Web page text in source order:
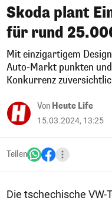
Skoda plant
für rund
Mit einzigartigem
Auto-Markt punkten
Konkurrenz
Von Heute Life
15.03.2024, 13:25
Teilen
Die tschechische VW-